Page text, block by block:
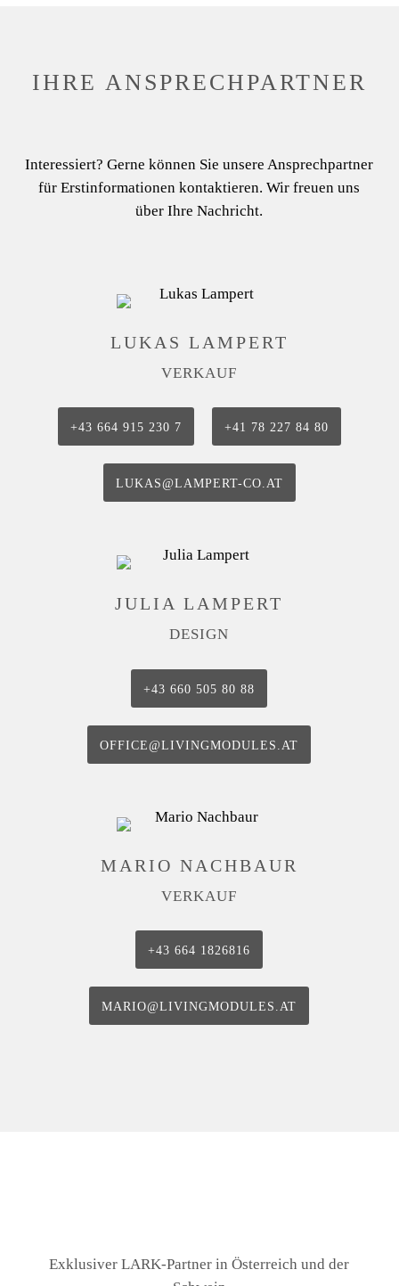
IHRE ANSPRECH­­­PARTNER
Interessiert? Gerne können Sie unsere Ansprechpartner
für Erstinformationen kontaktieren. Wir freuen uns
über Ihre Nachricht.
LUKAS LAMPERT
VERKAUF
+43 664 915 230 7 +41 78 227 84 80
LUKAS@LAMPERT-CO.AT
JULIA LAMPERT
DESIGN
‭+43 660 505 80 88‬
OFFICE@LIVINGMODULES.AT
MARIO NACHBAUR
VERKAUF
+43 664 1826816
MARIO@LIVINGMODULES.AT
Exklusiver LARK-Partner in Österreich und der